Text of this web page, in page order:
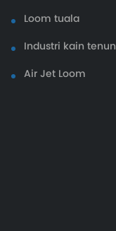
Loom tuala
Industri kain tenun
Air Jet Loom